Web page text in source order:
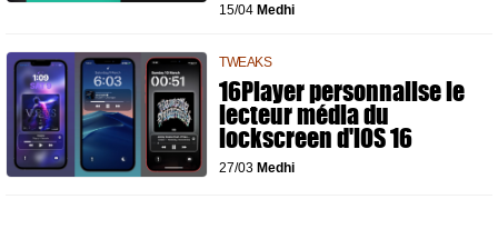
15/04 Medhi
TWEAKS
16Player personnalise le
lecteur média du
lockscreen d'iOS 16
27/03 Medhi